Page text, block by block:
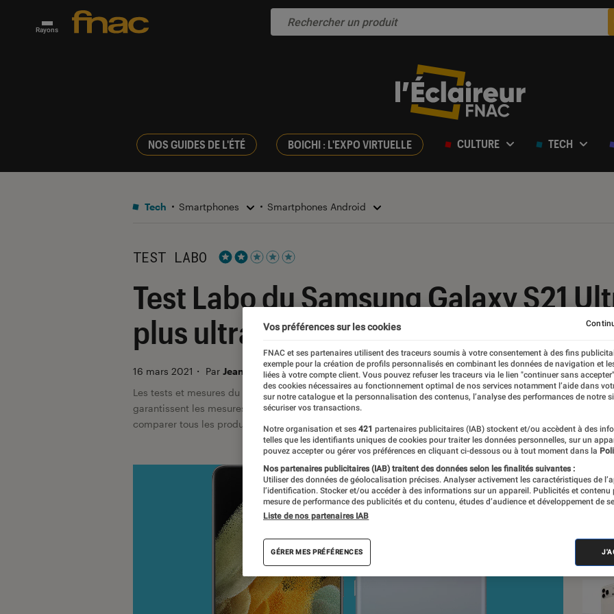
Rayons
NOS GUIDES DE L'ÉTÉ BOICHI : L'EXPO VIRTUELLE CULTURE TECH
Tech Smartphones Smartphones Android
TEST LABO
Test Labo du Samsung Galaxy S21
plus ultra du moment
16 mars 2021 ・ Par Jean-Charles Frelier, Laure Renouard
Les tests et mesures du Labo Fnac sont réalisés en toute indépendance du commerce ou des fabricants
garantissent les mesures grâce à leur expertise, et aux équipements de mesures les plus précis. Pour en
comparer tous les produits, visitez notre
comparateur
VOIR
Vos préférences sur les cookies
FNAC et ses partenaires utilisent des traceurs soumis à votre consentement à des fins
exemple pour la création de profils personnalisés en combinant les données de navigation et
liées à votre compte client. Vous pouvez refuser les traceurs via le lien "continuer sans
des cookies nécessaires au fonctionnement optimal de nos services notamment l’aide dans
sur notre catalogue et la personnalisation des contenus, l’analyse des performances de notre
sécuriser vos transactions.
Notre organisation et ses 421 partenaires publicitaires (IAB) stockent et/ou accèdent à des
telles que les identifiants uniques de cookies pour traiter les données personnelles, sur un
pouvez accepter ou gérer vos préférences en cliquant ci-dessous ou à tout moment dans la
Nos partenaires publicitaires (IAB) traitent des données selon les finalités suivantes :
Utiliser des données de géolocalisation précises. Analyser activement les caractéristiques de
l’identification. Stocker et/ou accéder à des informations sur un appareil. Publicités et contenu
mesure de performance des publicités et du contenu, études d’audience et développement de
Liste de nos partenaires IAB
GÉRER MES PRÉFÉRENCES